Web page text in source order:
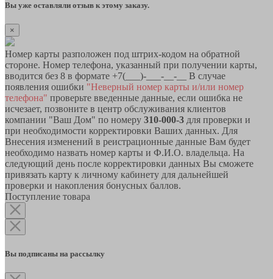
Вы уже оставляли отзыв к этому заказу.
×
Номер карты разположен под штрих-кодом на обратной
стороне. Номер телефона, указанный при получении карты,
вводится без 8 в формате +7(___)-___-__-__ В случае
появления ошибки "Неверный номер карты и/или номер
телефона" проверьте введенные данные, если ошибка не
исчезает, позвоните в центр обслуживания клиентов
компании "Ваш Дом" по номеру 310-000-3 для проверки и
при необходимости корректировки Ваших данных. Для
Внесения изменений в реистрационные данные Вам будет
необходимо назвать номер карты и Ф.И.О. владельца. На
следующий день после корректировки данных Вы сможете
привязать карту к личному кабинету для дальнейшей
проверки и накопления бонусных баллов.
Поступление товара
Вы подписаны на рассылку